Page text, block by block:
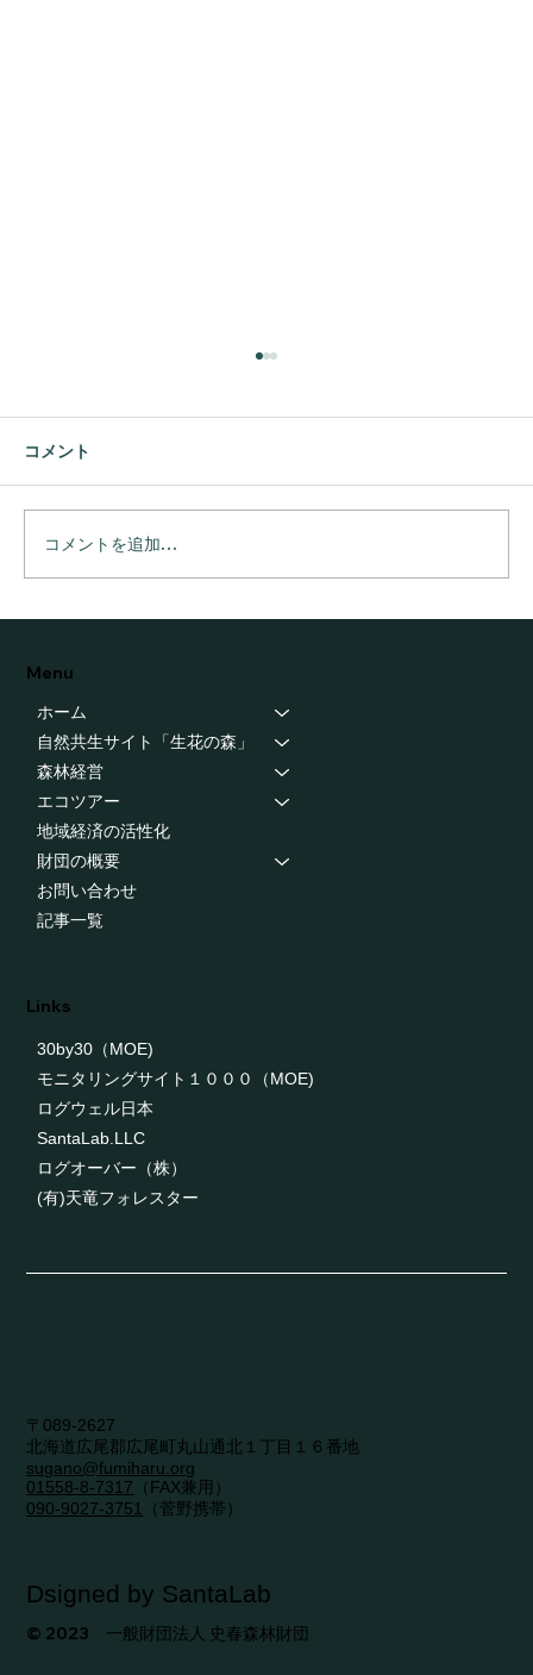
コメント
コメントを追加…
Dsigned by SantaLab
© 2023 一般財団法人 史春森林財団
Links
30by30（MOE)
モニタリングサイト１０００（MOE)
ログウェル日本
SantaLab.LLC
ログオーバー（株）
(有)天竜フォレスター
Menu
ホーム
自然共生サイト「生花の森」
森林経営
エコツアー
地域経済の活性化
財団の概要
お問い合わせ
記事一覧
〒089-2627
​北海道広尾郡広尾町丸山通北１丁目１６番地
sugano@fumiharu.org
01558-8-7317​ （FAX兼用）
090-9027-3751 （菅野携帯）